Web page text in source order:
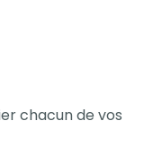
chacun de vos